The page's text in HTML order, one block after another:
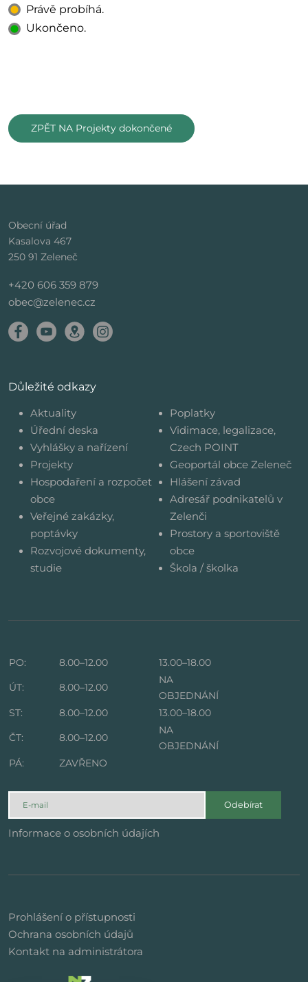
Právě probíhá.
Ukončeno.
ZPĚT NA Projekty dokončené
Obecní úřad
Kasalova 467
250 91 Zeleneč
+420 606 359 879
obec@zelenec.cz
Důležité odkazy
Aktuality
Úřední deska
Vyhlášky a nařízení
Projekty
Hospodaření a rozpočet
obce
Veřejné zakázky,
poptávky
Rozvojové dokumenty,
studie
Poplatky
Vidimace, legalizace,
Czech POINT
Geoportál obce Zeleneč
Hlášení závad
Adresář podnikatelů v
Zelenči
Prostory a sportoviště
obce
Škola / školka
PO: 8.00–12.00
13.00–18.00
ÚT:
8.00–12.00
NA
OBJEDNÁNÍ
ST:
8.00–12.00
13.00–18.00
ČT:
8.00–12.00
NA
OBJEDNÁNÍ
PÁ:
ZAVŘENO
Odebírat
Informace o osobních údajích
Prohlášení o přístupnosti
Ochrana osobních údajů
Kontakt na administrátora